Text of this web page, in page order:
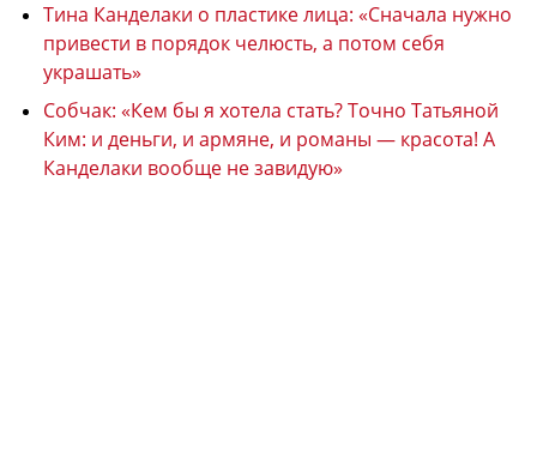
Тина Канделаки о пластике лица: «Сначала нужно
привести в порядок челюсть, а потом себя
украшать»
Собчак: «Кем бы я хотела стать? Точно Татьяной
Ким: и деньги, и армяне, и романы — красота! А
Канделаки вообще не завидую»